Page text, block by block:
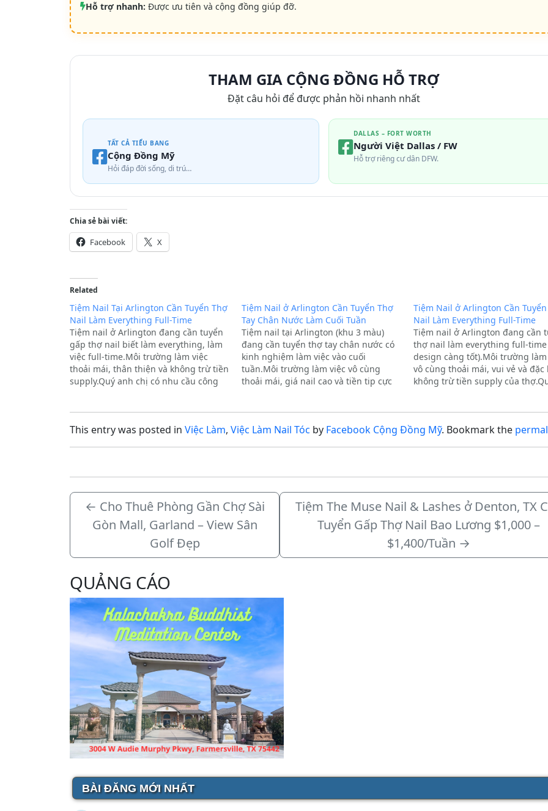
Hỗ trợ nhanh: Được ưu tiên và cộng đồng giúp đỡ.
THAM GIA CỘNG ĐỒNG HỖ TRỢ
Đặt câu hỏi để được phản hồi nhanh nhất
TẤT CẢ TIỂU BANG
Cộng Đồng Mỹ
Hỏi đáp đời sống, di trú…
DALLAS – FORT WORTH
Người Việt Dallas / FW
Hỗ trợ riêng cư dân DFW.
Chia sẻ bài viết:
Facebook X
Related
Tiệm Nail Tại Arlington Cần Tuyển Thợ
Nail Làm Everything Full-Time
Tiệm nail ở Arlington đang cần tuyển
gấp thợ nail biết làm everything, làm
việc full-time.Môi trường làm việc
thoải mái, thân thiện và không trừ tiền
supply.Quý anh chị có nhu cầu công
Tiệm Nail ở Arlington Cần Tuyển Thợ
Tay Chân Nước Làm Cuối Tuần
Tiệm nail tại Arlington (khu 3 màu)
đang cần tuyển thợ tay chân nước có
kinh nghiệm làm việc vào cuối
tuần.Môi trường làm việc vô cùng
thoải mái, giá nail cao và tiền tip cực
Tiệm Nail ở Arlington Cần
Nail Làm Everything Full-Time
Tiệm nail ở Arlington đang cần
thợ nail làm everything full-
design càng tốt).Môi trường làm
vô cùng thoải mái, vui vẻ và đặc
không trừ tiền supply của
This entry was posted in Việc Làm, Việc Làm Nail Tóc by Facebook Cộng Đồng Mỹ. Bookmark the
← Cho Thuê Phòng Gần Chợ Sài
Gòn Mall, Garland – View Sân
Golf Đẹp
Tiệm The Muse Nail & Lashes ở Denton, TX
Tuyển Gấp Thợ Nail Bao Lương $1,000 –
$1,400/Tuần →
QUẢNG CÁO
BÀI ĐĂNG MỚI NHẤT